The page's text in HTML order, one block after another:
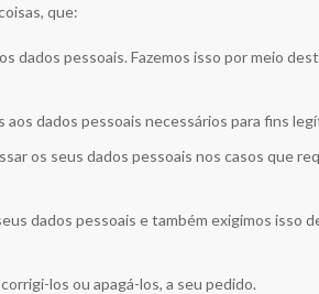
que:
dados pessoais. Fazemos isso por meio
dados pessoais necessários para fins
os seus dados pessoais nos casos que
dados pessoais e também exigimos isso
los ou apagá-los, a seu pedido.